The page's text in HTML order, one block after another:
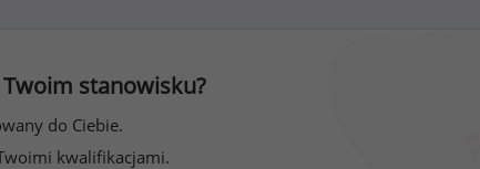
stanowisku?
do Ciebie.
kwalifikacjami.